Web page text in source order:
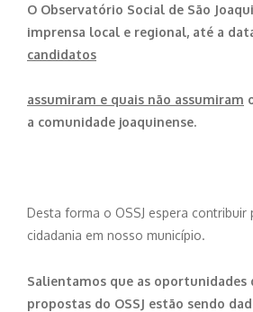
O Observatório Social de São
imprensa local e regional, até a
candidatos
assumiram e quais não assumiram
a comunidade joaquinense.
Desta forma o OSSJ espera contribuir
cidadania em nosso município.
Salientamos que as oportunidades
propostas do OSSJ estão sendo